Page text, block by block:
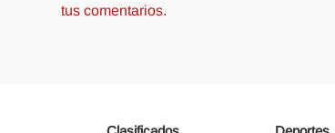
tus comentarios.